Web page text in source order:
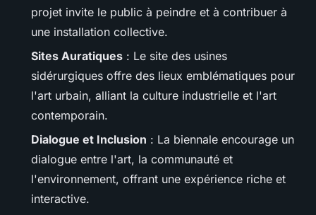
projet invite le public à peindre et à contribuer à
une installation collective.
Sites Auratiques : Le site des usines
sidérurgiques offre des lieux emblématiques pour
l'art urbain, alliant la culture industrielle et l'art
contemporain.
Dialogue et Inclusion : La biennale encourage un
dialogue entre l'art, la communauté et
l'environnement, offrant une expérience riche et
interactive.